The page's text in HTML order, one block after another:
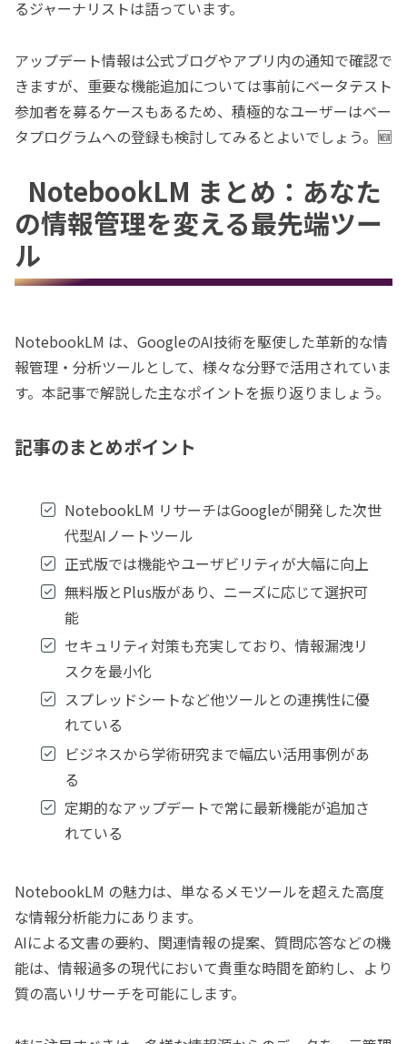
るジャーナリストは語っています。
アップデート情報は公式ブログやアプリ内の通知で確認で
きますが、重要な機能追加については事前にベータテスト
参加者を募るケースもあるため、積極的なユーザーはベー
タプログラムへの登録も検討してみるとよいでしょう。🆕
NotebookLM まとめ：あなた
の情報管理を変える最先端ツー
ル
NotebookLM は、GoogleのAI技術を駆使した革新的な情
報管理・分析ツールとして、様々な分野で活用されていま
す。本記事で解説した主なポイントを振り返りましょう。
記事のまとめポイント
NotebookLM リサーチはGoogleが開発した次世
代型AIノートツール
正式版では機能やユーザビリティが大幅に向上
無料版とPlus版があり、ニーズに応じて選択可
能
セキュリティ対策も充実しており、情報漏洩リ
スクを最小化
スプレッドシートなど他ツールとの連携性に優
れている
ビジネスから学術研究まで幅広い活用事例があ
る
定期的なアップデートで常に最新機能が追加さ
れている
NotebookLM の魅力は、単なるメモツールを超えた高度
な情報分析能力にあります。
AIによる文書の要約、関連情報の提案、質問応答などの機
能は、情報過多の現代において貴重な時間を節約し、より
質の高いリサーチを可能にします。